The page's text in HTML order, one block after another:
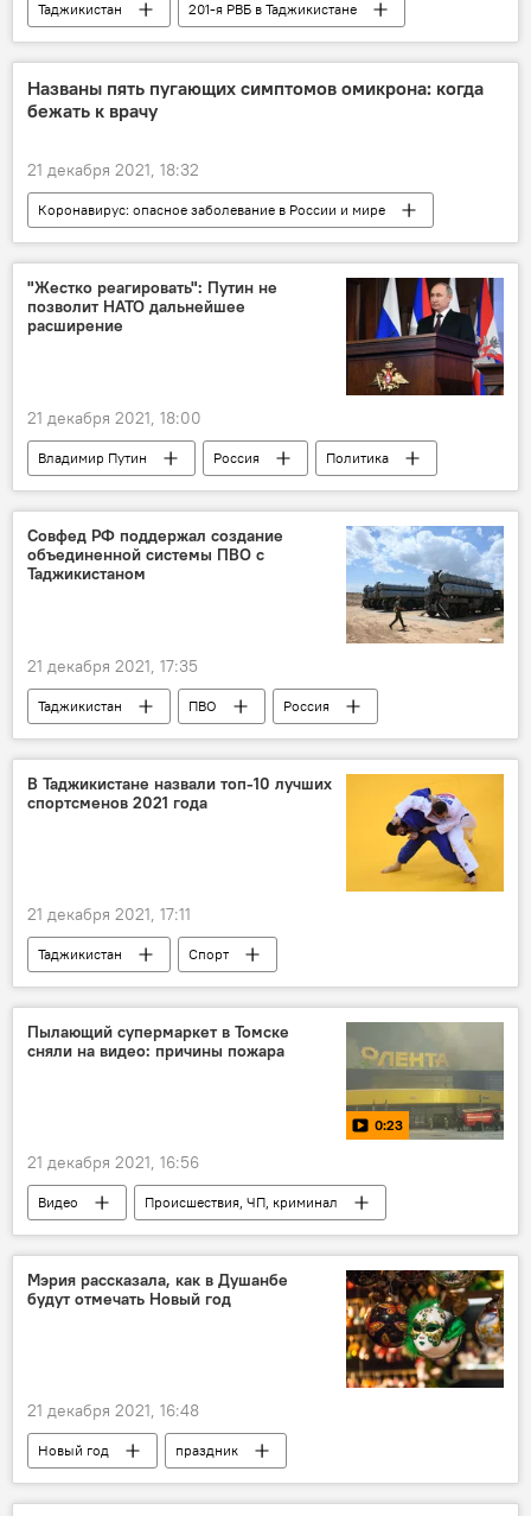
Таджикистан
201-я РВБ в Таджикистане
Россия
Армия и вооружение
Названы пять пугающих симптомов омикрона: когда
бежать к врачу
21 декабря 2021, 18:32
Коронавирус: опасное заболевание в России и мире
Здравоохранение
коронавирус
"Жестко реагировать": Путин не
позволит НАТО дальнейшее
расширение
21 декабря 2021, 18:00
Владимир Путин Россия
Политика
НАТО
Украина
Армия и вооружение
Совфед РФ поддержал создание
объединенной системы ПВО с
Таджикистаном
21 декабря 2021, 17:35
Таджикистан ПВО
Россия
Армия и вооружение
В Таджикистане назвали топ-10 лучших
спортсменов 2021 года
21 декабря 2021, 17:11
Таджикистан
Спорт
Таджикистан: свежие новости спорта
Пылающий супермаркет в Томске
сняли на видео: причины пожара
0:23
21 декабря 2021, 16:56
Видео
Происшествия, ЧП, криминал
Россия
Томск
Мэрия рассказала, как в Душанбе
будут отмечать Новый год
21 декабря 2021, 16:48
Новый год
праздник
Новости Душанбе
ярмарка